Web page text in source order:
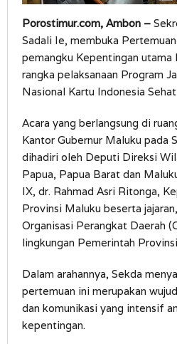
Porostimur.com, Ambon –
Sadali Ie, membuka
pemangku Kepentingan utama
rangka pelaksanaan Program
Nasional Kartu Indonesia
Acara yang berlangsung di
Kantor Gubernur Maluku pada
dihadiri oleh Deputi Direksi
Papua, Papua Barat dan
IX, dr. Rahmad Asri Ritonga,
Provinsi Maluku beserta
Organisasi Perangkat Daerah
lingkungan Pemerintah
Dalam arahannya, Sekda
pertemuan ini merupakan
dan komunikasi yang intensif
kepentingan.